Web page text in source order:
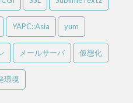
YAPC::Asia yum
メールサーバ 仮想化
環境